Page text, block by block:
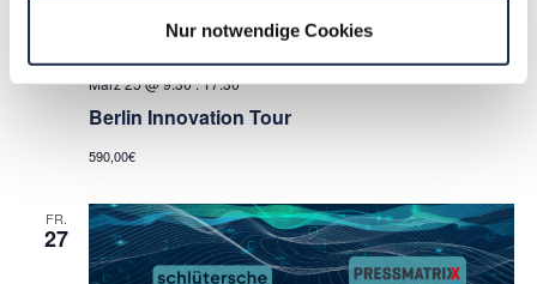
Nur notwendige Cookies
März 25 @ 9:30.17:30
Berlin Innovation Tour
590,00€
FR.
27